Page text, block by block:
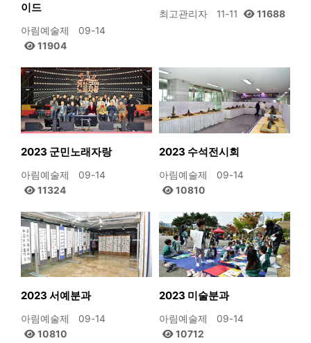
이드
아림예술제
09-14
11904
최고관리자 11-11 11688
2023 군민노래자랑
아림예술제
09-14
11324
2023 수석전시회
아림예술제
09-14
10810
2023 서예분과
아림예술제
09-14
10810
2023 미술분과
아림예술제
09-14
10712